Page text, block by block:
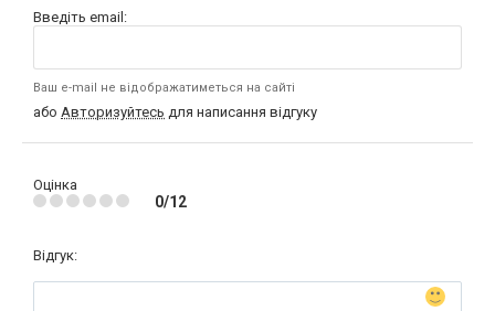
Введіть email:
Ваш e-mail не відображатиметься на сайті
або Авторизуйтесь для написання відгуку
Оцінка
0/12
Відгук: